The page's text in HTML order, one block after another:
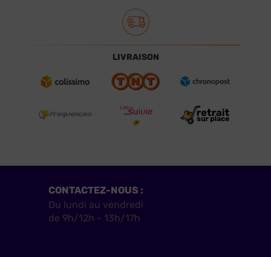
LIVRAISON
CONTACTEZ-NOUS :
Du lundi au vendredi
de 9h/12h - 13h/17h